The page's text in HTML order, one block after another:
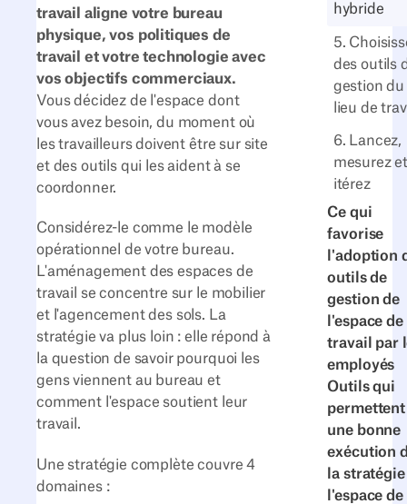
hybride
5.
des outils
gestion du
lieu de
6. Lancez,
mesurez
itérez
Ce qui
favorise
l'adoption
outils de
gestion de
l'espace de
travail par
employés
Outils qui
permettent
une bonne
exécution
la
l'espace de
travail aligne votre bureau
physique, vos politiques de
travail et votre technologie avec
vos objectifs commerciaux.
Vous décidez de l'espace dont
vous avez besoin, du moment où
les travailleurs doivent être sur site
et des outils qui les aident à se
coordonner.
Considérez-le comme le modèle
opérationnel de votre bureau.
L'aménagement des espaces de
travail se concentre sur le mobilier
et l'agencement des sols. La
stratégie va plus loin : elle répond à
la question de savoir pourquoi les
gens viennent au bureau et
comment l'espace soutient leur
travail.
Une stratégie complète couvre 4
domaines :